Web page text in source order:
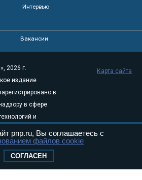
Интервью
Вакансии
2026 г.
издание
в
в сфере
и
Эл № ФС77-
Карта сайта
pnp.ru, Вы соглашаетесь с
файлов cookie
СОГЛАСЕН